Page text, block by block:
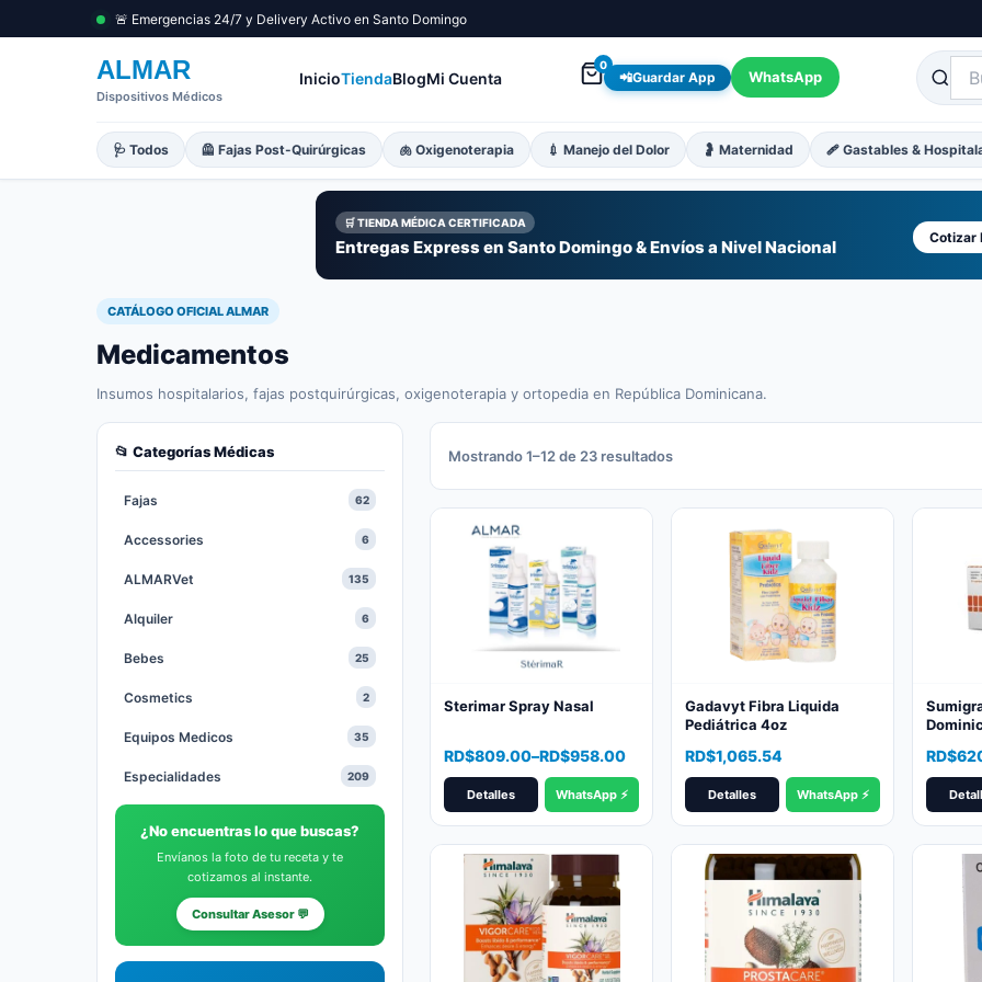
🚨 Emergencias 24/7 y Delivery Activo en Santo Domingo
ALMAR
Dispositivos Médicos
InicioTiendaBlogMi Cuenta
0
📲Guardar App WhatsApp
🩺 Todos 🦺 Fajas Post-Quirúrgicas 🫁 Oxigenoterapia 💉 Manejo del Dolor 🤰 Maternidad 🩹 Gastables &
🛒 TIENDA MÉDICA CERTIFICADA
Entregas Express en Santo Domingo & Envíos a Nivel Nacional Cotizar
CATÁLOGO OFICIAL ALMAR
Medicamentos
Insumos hospitalarios, fajas postquirúrgicas, oxigenoterapia y ortopedia en República Dominicana.
📂 Categorías Médicas
Fajas 62
Accessories 6
ALMARVet 135
Alquiler 6
Bebes 25
Cosmetics 2
Equipos Medicos 35
Especialidades 209
Health and Beauty
Hidratantes
¿No encuentras lo que buscas?
Envíanos la foto de tu receta y te
cotizamos al instante.
Consultar Asesor 💬
Mostrando 1–12 de 23 resultadosSorted
Sterimar Spray Nasal
RD$809.00–RD$958.00
Price
range:
RD$809.00
through
RD$958.00
Detalles WhatsApp ⚡
Gadavyt Fibra Liquida
Pediátrica 4oz
RD$1,065.54
Detalles WhatsApp ⚡
RD$